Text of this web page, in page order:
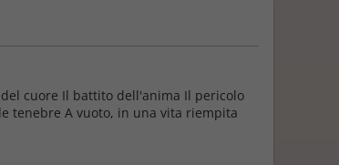
cuore Il battito dell'anima Il pericolo
tenebre A vuoto, in una vita riempita